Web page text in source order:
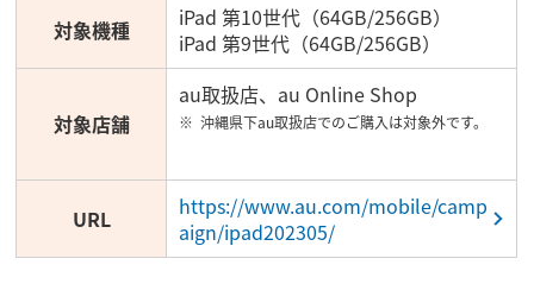
対象機種
iPad 第10世代（64GB/256GB）
iPad 第9世代（64GB/256GB）
対象店舗
au取扱店、au Online Shop
沖縄県下au取扱店でのご購入は対象外です。
URL
https://www.au.com/mobile/camp
aign/ipad202305/